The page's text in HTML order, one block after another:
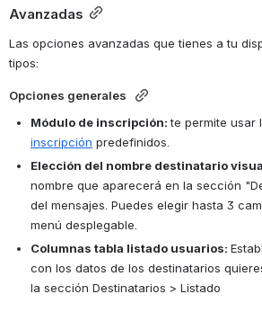
Avanzadas
Las opciones avanzadas que tienes a tu
tipos:
Opciones generales
Módulo de inscripción: te permite usar
inscripción predefinidos.
Elección del nombre destinatario
nombre que aparecerá en la sección
del mensajes. Puedes elegir hasta 3
menú desplegable.
Columnas tabla listado usuarios:
con los datos de los destinatarios
la sección Destinatarios > Listado